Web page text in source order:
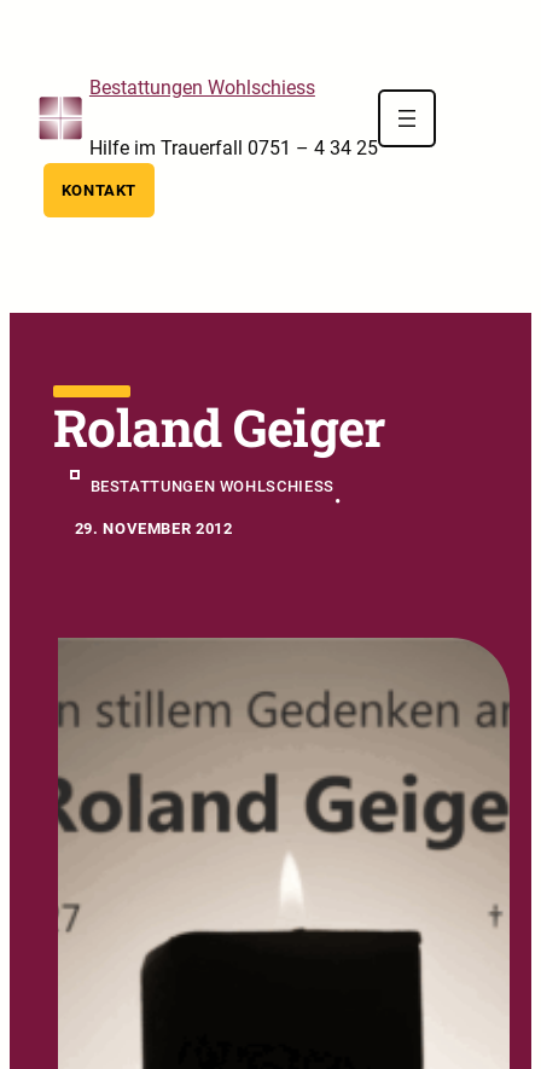
Bestattungen Wohlschiess
Hilfe im Trauerfall 0751 – 4 34 25
KONTAKT
Roland Geiger
BESTATTUNGEN WOHLSCHIESS
•
29. NOVEMBER 2012